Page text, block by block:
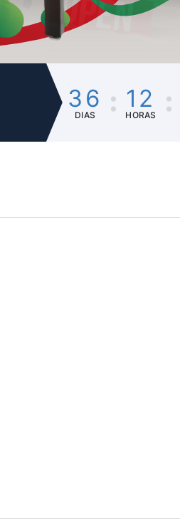
36
DIAS
12
HORAS